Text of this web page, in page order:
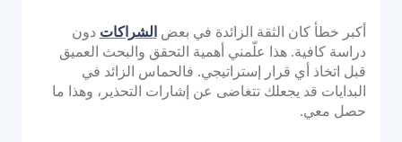
أكبر خطأ كان الثقة الزائدة في بعضالشراكات دون
دراسة كافية. هذا علّمني أهمية التحقق والبحث العميق
قبل اتخاذ أي قرار إستراتيجي. فالحماس الزائد في
البدايات قد يجعلك تتغاضى عن إشارات التحذير، وهذا ما
حصل معي.